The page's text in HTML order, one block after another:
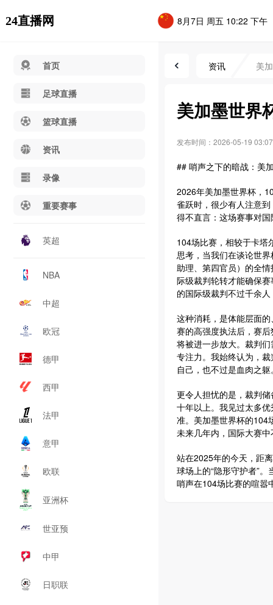
24直播网 8月7日 周五 10:22 下午
首页
足球直播
篮球直播
资讯
录像
重要赛事
英超
NBA
中超
欧冠
德甲
西甲
法甲
意甲
欧联
亚洲杯
世亚预
中甲
日职联
资讯 美
美加墨世界
发布时间：2026-05-19 03:07
## 哨声之下的暗战：美
2026年美加墨世界杯，
雀跃时，很少有人注意
得不直言：这场赛事对
104场比赛，相较于卡塔
思考，当我们在谈论世
助理、第四官员）的全
际级裁判轮转才能确保
的国际级裁判不过千余
这种消耗，是体能层面
赛的高强度执法后，赛
将被进一步放大。裁判
专注力。我始终认为，
自己，也不过是血肉之躯
更令人担忧的是，裁判
十年以上。我见过太多
准。美加墨世界杯的104
未来几年内，国际大赛
站在2025年的今天，距
球场上的“隐形守护者”
哨声在104场比赛的喧